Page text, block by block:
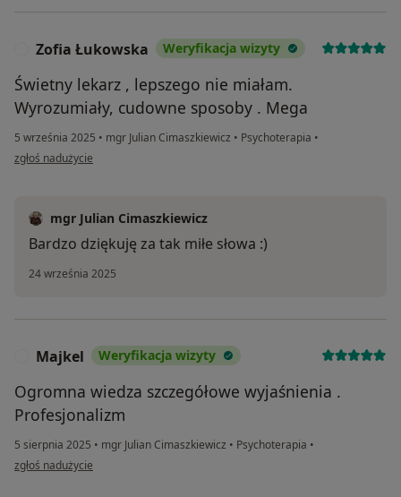
Zofia Łukowska Weryfikacja wizyty
Świetny lekarz , lepszego nie miałam.
Wyrozumiały, cudowne sposoby . Mega
5 września 2025 • mgr Julian Cimaszkiewicz • Psychoterapia •
w opinii użytkownika Zofia Łukowska
zgłoś nadużycie
mgr Julian Cimaszkiewicz
Bardzo dziękuję za tak miłe słowa :)
24 września 2025
Majkel Weryfikacja wizyty
Ogromna wiedza szczegółowe wyjaśnienia .
Profesjonalizm
5 sierpnia 2025 • mgr Julian Cimaszkiewicz • Psychoterapia •
w opinii użytkownika Majkel
zgłoś nadużycie